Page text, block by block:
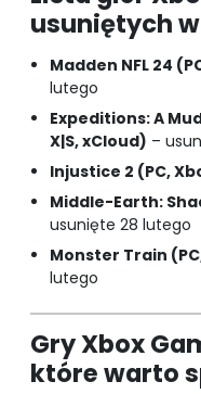
usuniętych
Madden NFL 24
lutego
Expeditions: A
X|S, xCloud) –
Injustice 2 (PC,
Middle-Earth:
usunięte 28 lutego
Monster Train
lutego
Gry Xbox
które warto